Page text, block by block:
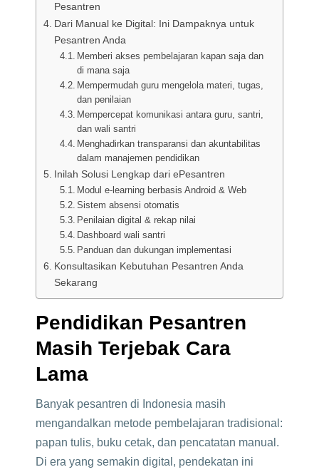
Pesantren
Dari Manual ke Digital: Ini Dampaknya untuk
Pesantren Anda
Memberi akses pembelajaran kapan saja dan
di mana saja
Mempermudah guru mengelola materi, tugas,
dan penilaian
Mempercepat komunikasi antara guru, santri,
dan wali santri
Menghadirkan transparansi dan akuntabilitas
dalam manajemen pendidikan
Inilah Solusi Lengkap dari ePesantren
Modul e-learning berbasis Android & Web
Sistem absensi otomatis
Penilaian digital & rekap nilai
Dashboard wali santri
Panduan dan dukungan implementasi
Konsultasikan Kebutuhan Pesantren Anda
Sekarang
Pendidikan Pesantren
Masih Terjebak Cara
Lama
Banyak pesantren di Indonesia masih
mengandalkan metode pembelajaran tradisional:
papan tulis, buku cetak, dan pencatatan manual.
Di era yang semakin digital, pendekatan ini